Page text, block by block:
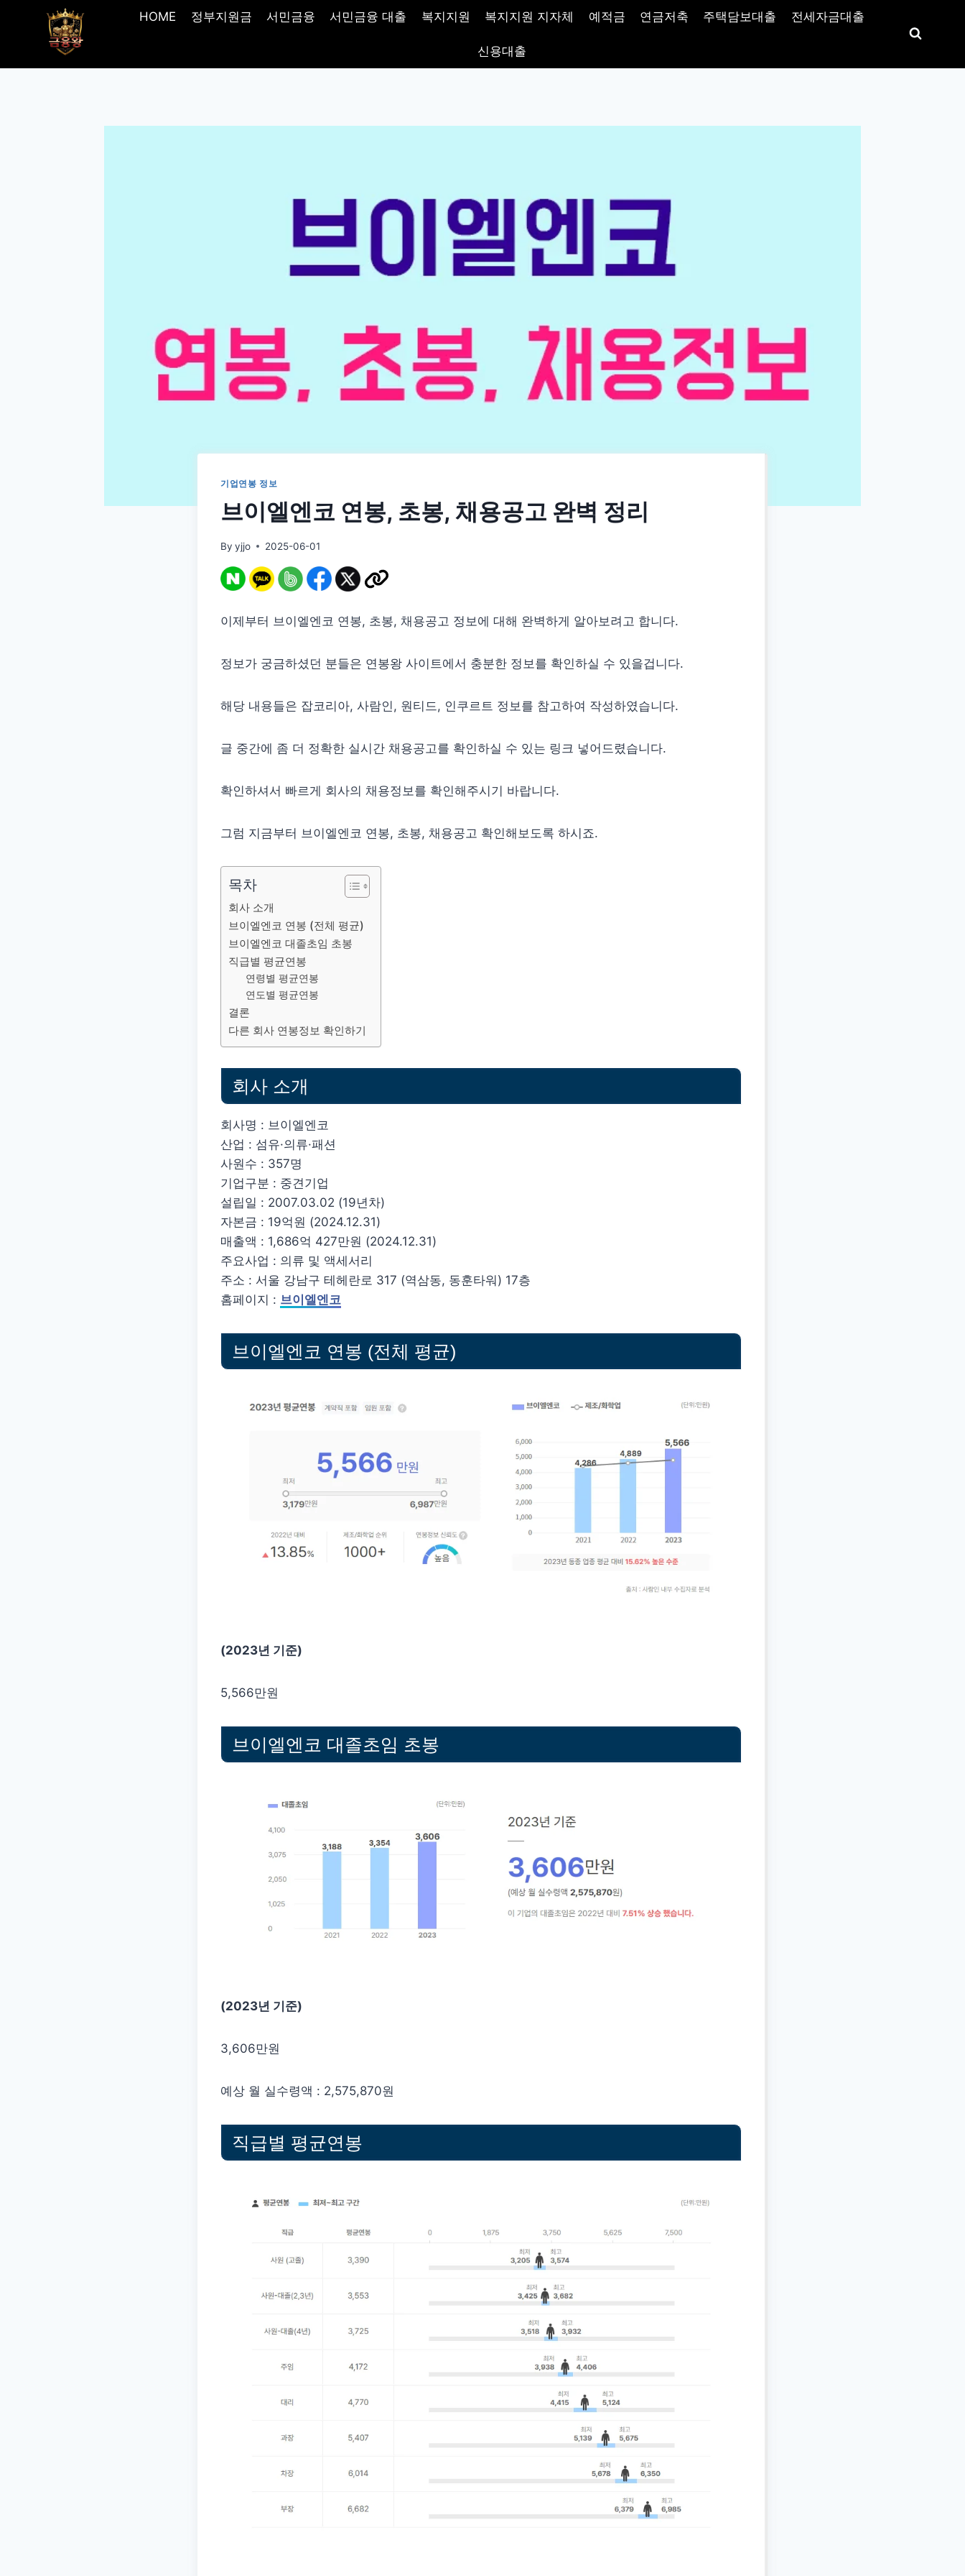
HOME 정부지원금 서민금융 서민금융 대출 복지지원 복지지원 지자체 예적금 연금저축 주택담보대출 전세자금대출
신용대출
기업연봉 정보
브이엘엔코 연봉, 초봉, 채용공고 완벽 정리
By yjjo 2025-06-01
이제부터 브이엘엔코 연봉, 초봉, 채용공고 정보에 대해 완벽하게 알아보려고 합니다.
정보가 궁금하셨던 분들은 연봉왕 사이트에서 충분한 정보를 확인하실 수 있을겁니다.
해당 내용들은 잡코리아, 사람인, 원티드, 인쿠르트 정보를 참고하여 작성하였습니다.
글 중간에 좀 더 정확한 실시간 채용공고를 확인하실 수 있는 링크 넣어드렸습니다.
확인하셔서 빠르게 회사의 채용정보를 확인해주시기 바랍니다.
그럼 지금부터 브이엘엔코 연봉, 초봉, 채용공고 확인해보도록 하시죠.
목차
회사 소개
브이엘엔코 연봉 (전체 평균)
브이엘엔코 대졸초임 초봉
직급별 평균연봉
연령별 평균연봉
연도별 평균연봉
결론
다른 회사 연봉정보 확인하기
회사 소개
회사명 : 브이엘엔코
산업 : 섬유·의류·패션
사원수 : 357명
기업구분 : 중견기업
설립일 : 2007.03.02 (19년차)
자본금 : 19억원 (2024.12.31)
매출액 : 1,686억 427만원 (2024.12.31)
주요사업 : 의류 및 액세서리
주소 : 서울 강남구 테헤란로 317 (역삼동, 동훈타워) 17층
홈페이지 : 브이엘엔코
브이엘엔코 연봉 (전체 평균)
(2023년 기준)
5,566만원
브이엘엔코 대졸초임 초봉
(2023년 기준)
3,606만원
예상 월 실수령액 : 2,575,870원
직급별 평균연봉